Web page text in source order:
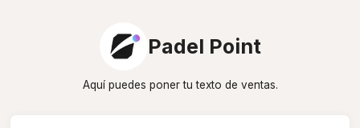
Padel Point
Aquí puedes poner tu texto de ventas.